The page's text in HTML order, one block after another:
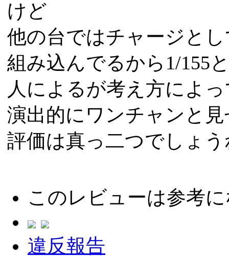
けど
他の台ではチャージと
組み込んでるから1/155
人によるが考え方によ
演出的にワンチャンと
評価は真っ二つでしょう
このレビューは参考
違反報告